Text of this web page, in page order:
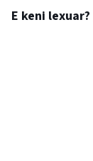
E keni lexuar?